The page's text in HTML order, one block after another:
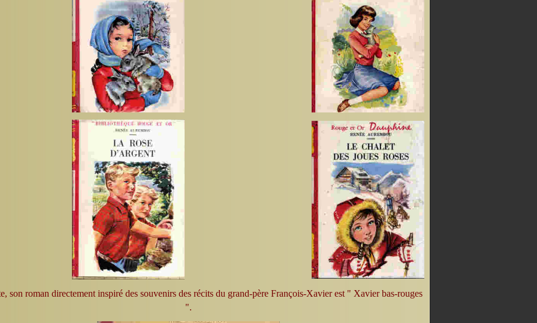
son roman directement inspiré des souvenirs des récits du grand-père François-Xavier est " Xavier bas-rouges
".